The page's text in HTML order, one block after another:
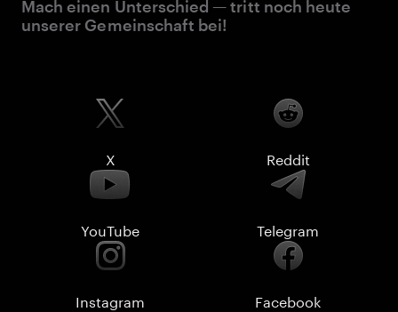
Mach einen Unterschied — tritt noch heute
unserer Gemeinschaft bei!
X Reddit
YouTube Telegram
Instagram Facebook